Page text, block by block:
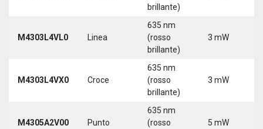
brillante)
M4303L4VL0 Linea
635 nm
(rosso
brillante)
3 mW
M4303L4VX0 Croce
635 nm
(rosso
brillante)
3 mW
M4305A2V00 Punto
635 nm
(rosso
5 mW